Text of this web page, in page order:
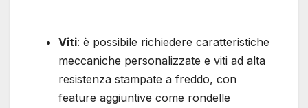
Viti: è possibile richiedere caratteristiche
meccaniche personalizzate e viti ad alta
resistenza stampate a freddo, con
feature aggiuntive come rondelle